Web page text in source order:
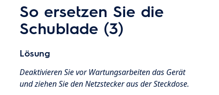
So ersetzen Sie die
Schublade (3)
Lösung
Deaktivieren Sie vor Wartungsarbeiten das Gerät
und ziehen Sie den Netzstecker aus der Steckdose.